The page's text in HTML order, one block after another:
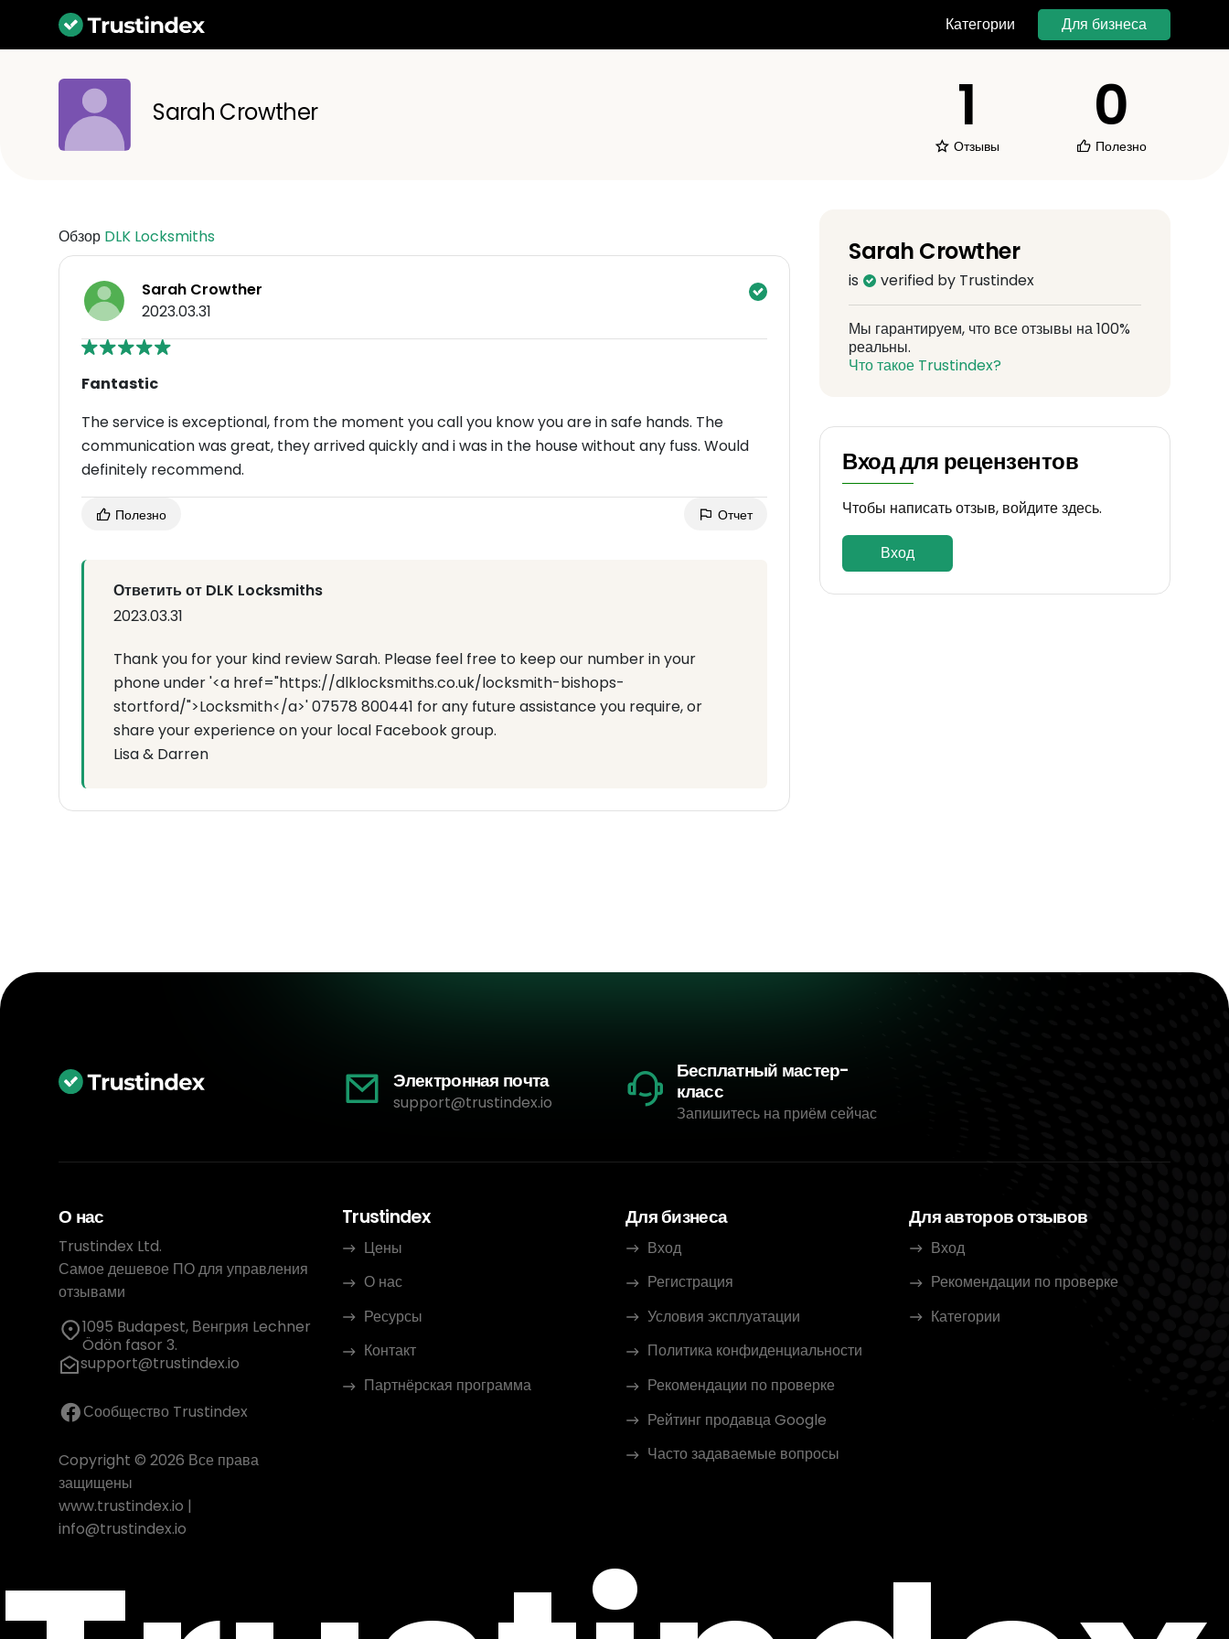
Категории Для бизнеса
Sarah Crowther 1
Отзывы
0
Полезно
Обзор DLK Locksmiths
Sarah Crowther
2023.03.31
Fantastic
The service is exceptional, from the moment you call you know you are in safe hands. The
communication was great, they arrived quickly and i was in the house without any fuss. Would
definitely recommend.
Полезно Отчет
Ответить от DLK Locksmiths
2023.03.31
Thank you for your kind review Sarah. Please feel free to keep our number in your
phone under '<a href="https://dlklocksmiths.co.uk/locksmith-bishops-
stortford/">Locksmith</a>' 07578 800441 for any future assistance you require, or
share your experience on your local Facebook group.
Lisa & Darren
Sarah Crowther
is verified by Trustindex
Мы гарантируем, что все отзывы на 100%
реальны.
Что такое Trustindex?
Вход для рецензентов
Чтобы написать отзыв, войдите здесь.
Вход
Электронная почта
support@trustindex.io
Бесплатный мастер-
класс
Запишитесь на приём сейчас
О нас
Trustindex Ltd.
Самое дешевое ПО для управления
отзывами
1095 Budapest, Венгрия Lechner
Ödön fasor 3.
support@trustindex.io
Сообщество Trustindex
Copyright © 2026 Все права
защищены
www.trustindex.io |
info@trustindex.io
Trustindex
Цены
О нас
Ресурсы
Контакт
Партнёрская программа
Для бизнеса
Вход
Регистрация
Условия эксплуатации
Политика конфиденциальности
Рекомендации по проверке
Рейтинг продавца Google
Часто задаваемые вопросы
Для авторов отзывов
Вход
Рекомендации по проверке
Категории